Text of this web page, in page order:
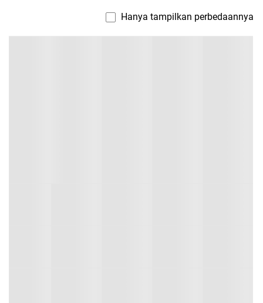
Hanya tampilkan perbedaannya